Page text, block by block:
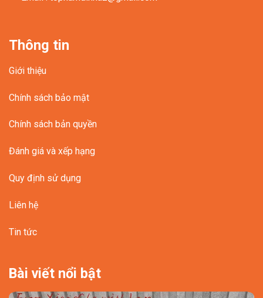
Thông tin
Giới thiệu
Chính sách bảo mật
Chính sách bản quyền
Đánh giá và xếp hạng
Quy định sử dụng
Liên hệ
Tin tức
Bài viết nổi bật